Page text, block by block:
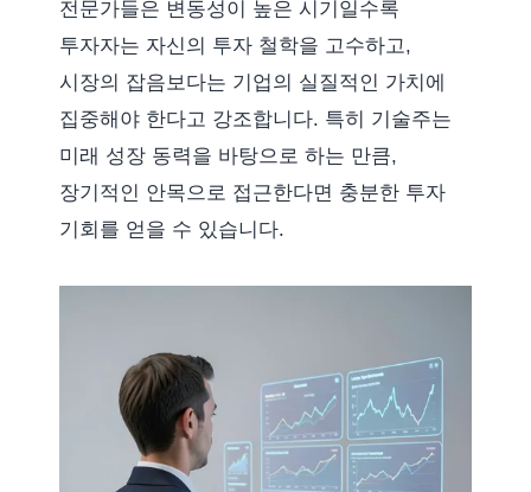
전문가들은 변동성이 높은 시기일수록
투자자는 자신의 투자 철학을 고수하고,
시장의 잡음보다는 기업의 실질적인 가치에
집중해야 한다고 강조합니다. 특히 기술주는
미래 성장 동력을 바탕으로 하는 만큼,
장기적인 안목으로 접근한다면 충분한 투자
기회를 얻을 수 있습니다.